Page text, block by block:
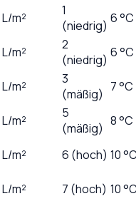
L/m²
1
(niedrig) 6 °C
L/m²
2
(niedrig) 6 °C
L/m²
3
(mäßig) 7 °C
L/m²
5
(mäßig) 8 °C
L/m² 6 (hoch) 10
L/m² 7 (hoch) 10